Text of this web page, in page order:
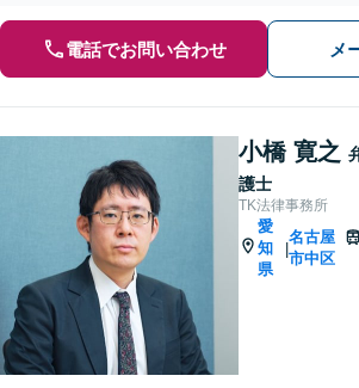
電話でお問い合わせ メ
小橋 寛之
護士
TK法律事務所
愛
知
県
|
名古屋
市中区